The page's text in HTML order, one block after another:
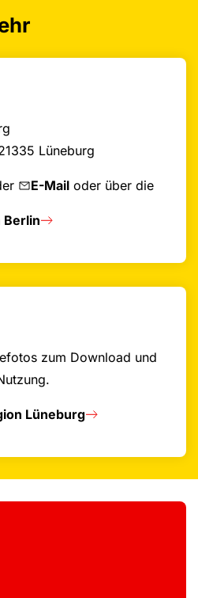
Lüneburg
E-Mail oder über die
Berlin
zum Download und
Lüneburg